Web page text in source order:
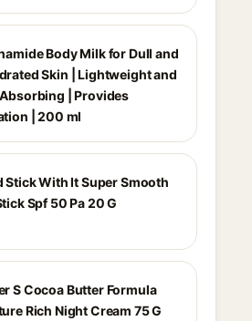
Body Milk for Dull and
Skin | Lightweight and
| Provides
| 200 ml
Stick With It Super Smooth
Spf 50 Pa 20 G
S Cocoa Butter Formula
Rich Night Cream 75 G